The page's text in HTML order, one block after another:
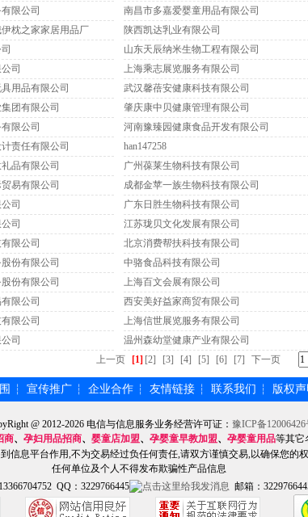
限公司
南昌市多嘉爱婴童用品有限公司
枕之家家居用品厂
陕西凯达乳业有限公司
山东天辰纳米生物工程有限公司
司
上海乘志展览服务有限公司
用品有限公司
武汉馨蓓安健康科技有限公司
团有限公司
肇庆康中贝健康管理有限公司
限公司
河南豫臻园健康食品开发有限公司
责任有限公司
han147258
品有限公司
广州葆莱生物科技有限公司
易有限公司
成都金苹一族生物科技有限公司
司
广东日胜生物科技有限公司
司
江苏珑贝文化发展有限公司
限公司
北京消费帮扶科技有限公司
份有限公司
中骆食品科技有限公司
份有限公司
上海百文会展有限公司
限公司
西安美好益家商贸有限公司
限公司
上海信世展览服务有限公司
司
温州森幼堂健康产业有限公司
上一页
[1] [2] [3] [4] [5] [6] [7] 下一页
┆ 宣传推广 ┆ 企业合作 ┆ 友情链接 ┆ 联系我们 ┆ 版权声
@ 2012-2026 电信与信息服务业务经营许可证： 豫ICP备12006426
商、 孕妇用品招商、 婴童店加盟、 孕婴童早教加盟、 孕婴童用品等其它
信息平台作用,不为交易经过负任何责任,请双方谨慎交易,以确保您的
任何单位及个人不得发布欺骗性产品信息
QQ：3229766445
邮箱：